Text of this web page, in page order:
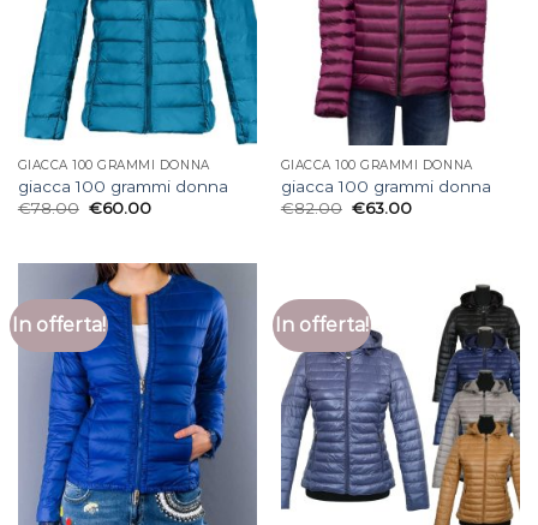
GIACCA 100 GRAMMI DONNA
giacca 100 grammi donna
€78.00 €60.00
GIACCA 100 GRAMMI DONNA
giacca 100 grammi donna
€82.00 €63.00
In offerta! In offerta!